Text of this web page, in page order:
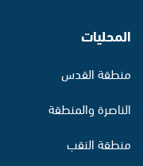
المحليات
منطقة القدس
الناصرة والمنطقة
منطقة النقب